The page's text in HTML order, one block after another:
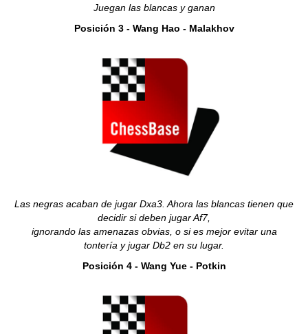
Juegan las blancas y ganan
Posición 3 - Wang Hao - Malakhov
Las negras acaban de jugar Dxa3. Ahora las blancas tienen que
decidir si deben jugar Af7,
ignorando las amenazas obvias, o si es mejor evitar una
tontería y jugar Db2 en su lugar.
Posición 4 - Wang Yue - Potkin